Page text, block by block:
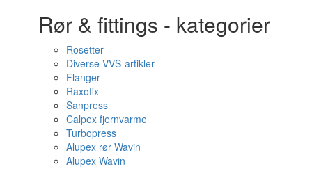
Rør & fittings - kategorier
Rosetter
Diverse VVS-artikler
Flanger
Raxofix
Sanpress
Calpex fjernvarme
Turbopress
Alupex rør Wavin
Alupex Wavin